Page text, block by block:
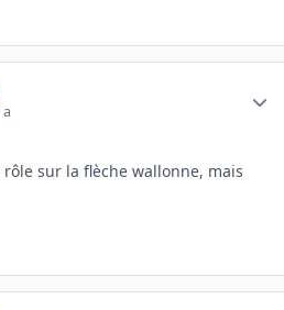
a
sur la flèche wallonne, mais